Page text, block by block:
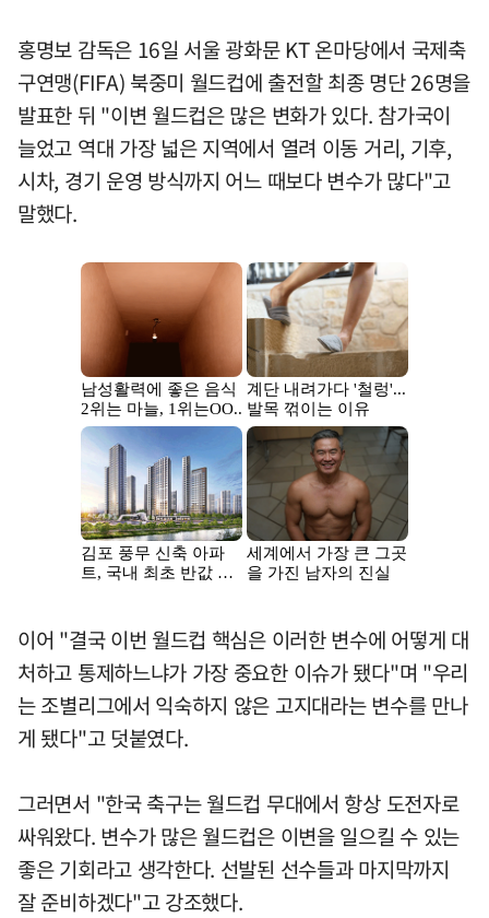
홍명보 감독은 16일 서울 광화문 KT 온마당에서 국제축
구연맹(FIFA) 북중미 월드컵에 출전할 최종 명단 26명을
발표한 뒤 "이변 월드컵은 많은 변화가 있다. 참가국이
늘었고 역대 가장 넓은 지역에서 열려 이동 거리, 기후,
시차, 경기 운영 방식까지 어느 때보다 변수가 많다"고
말했다.
이어 "결국 이번 월드컵 핵심은 이러한 변수에 어떻게 대
처하고 통제하느냐가 가장 중요한 이슈가 됐다"며 "우리
는 조별리그에서 익숙하지 않은 고지대라는 변수를 만나
게 됐다"고 덧붙였다.
그러면서 "한국 축구는 월드컵 무대에서 항상 도전자로
싸워왔다. 변수가 많은 월드컵은 이변을 일으킬 수 있는
좋은 기회라고 생각한다. 선발된 선수들과 마지막까지
잘 준비하겠다"고 강조했다.